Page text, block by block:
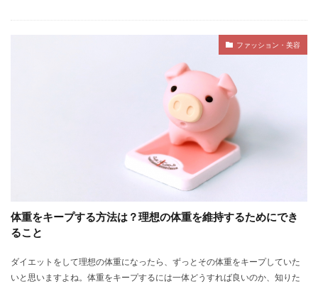
ファッション・美容
体重をキープする方法は？理想の体重を維持するためにでき
ること
ダイエットをして理想の体重になったら、ずっとその体重をキープしていた
いと思いますよね。体重をキープするには一体どうすれば良いのか、知りた